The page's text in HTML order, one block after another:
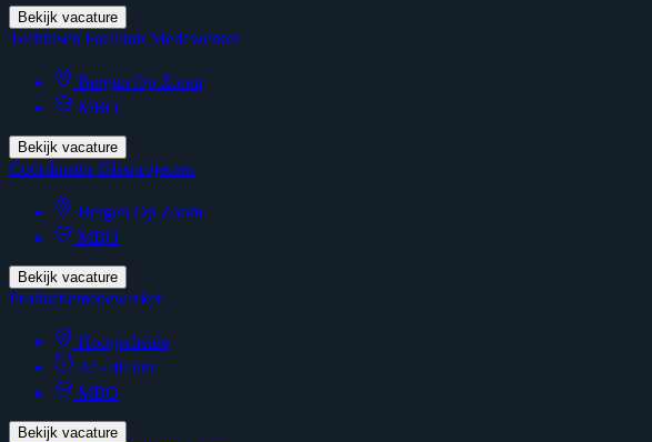
Bekijk vacature
Technisch Facilitair Medewerker
Bergen Op Zoom
MBO
Bekijk vacature
Coördinator Glasprojecten
Bergen Op Zoom
MBO
Bekijk vacature
Productiemedewerker
Hoogerheide
32 - 40 uur
MBO
Bekijk vacature